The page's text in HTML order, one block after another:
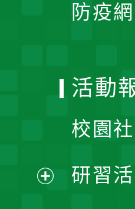
防疫
活動
校園
研習